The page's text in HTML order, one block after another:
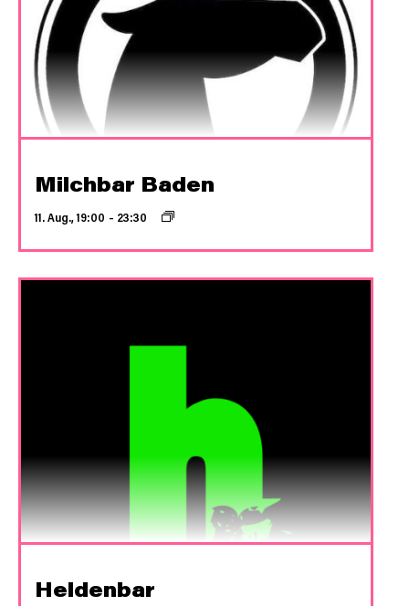
Milchbar Baden
11. Aug., 19:00 – 23:30
Heldenbar